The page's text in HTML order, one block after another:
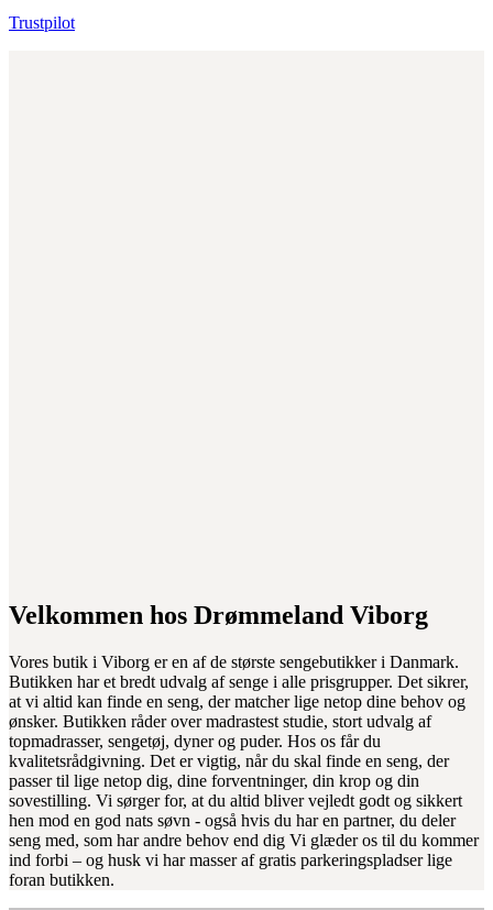
Trustpilot
Velkommen hos Drømmeland Viborg
Vores butik i Viborg er en af de største sengebutikker i Danmark.
Butikken har et bredt udvalg af senge i alle prisgrupper. Det sikrer,
at vi altid kan finde en seng, der matcher lige netop dine behov og
ønsker. Butikken råder over madrastest studie, stort udvalg af
topmadrasser, sengetøj, dyner og puder. Hos os får du
kvalitetsrådgivning. Det er vigtig, når du skal finde en seng, der
passer til lige netop dig, dine forventninger, din krop og din
sovestilling. Vi sørger for, at du altid bliver vejledt godt og sikkert
hen mod en god nats søvn - også hvis du har en partner, du deler
seng med, som har andre behov end dig Vi glæder os til du kommer
ind forbi – og husk vi har masser af gratis parkeringspladser lige
foran butikken.